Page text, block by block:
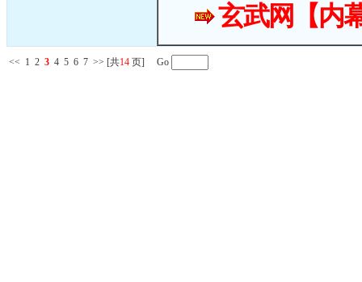
玄武网【内
<< 1 2 3 4 5 6 7 >> [共14 页] Go